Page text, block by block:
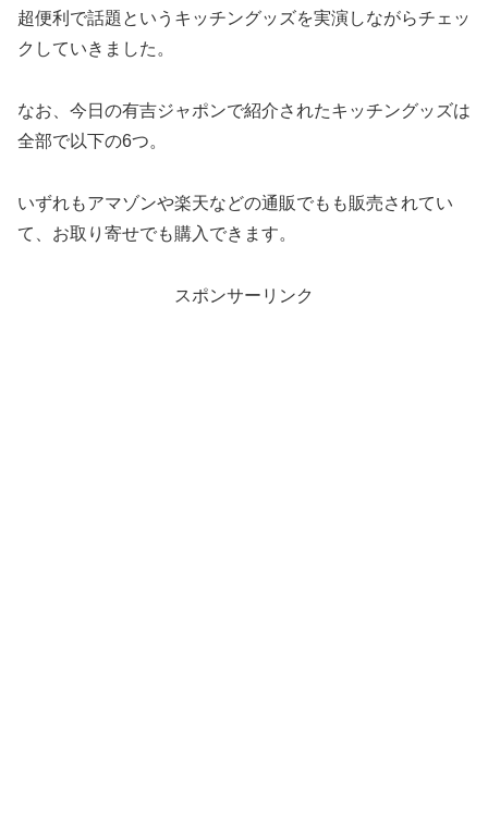
超便利で話題というキッチングッズを実演しながらチェッ
クしていきました。
なお、今日の有吉ジャポンで紹介されたキッチングッズは
全部で以下の6つ。
いずれもアマゾンや楽天などの通販でもも販売されてい
て、お取り寄せでも購入できます。
スポンサーリンク